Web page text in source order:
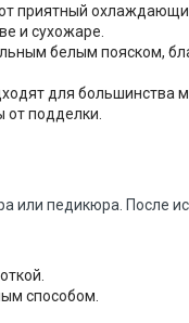
приятный
и сухожаре.
белым пояском,
для большинства
подделки.
или педикюра. После
способом.